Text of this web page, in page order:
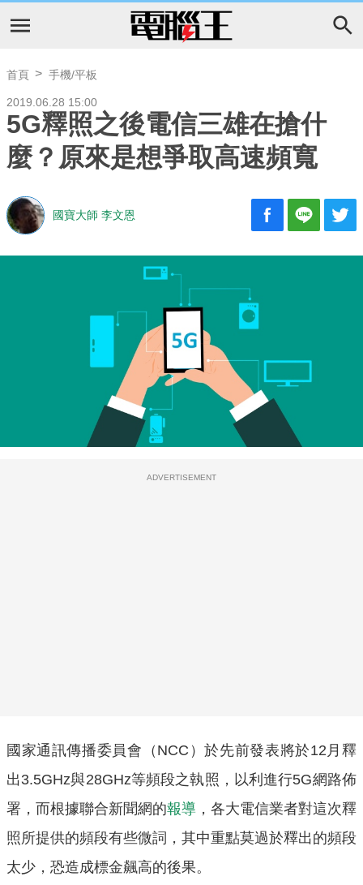
首頁 手機/平板
2019.06.28 15:00
5G釋照之後電信三雄在搶什
麼？原來是想爭取高速頻寬
國寶大師 李文恩
ADVERTISEMENT
國家通訊傳播委員會（NCC）於先前發表將於12月釋
出3.5GHz與28GHz等頻段之執照，以利進行5G網路佈
署，而根據聯合新聞網的報導 ，各大電信業者對這次釋
照所提供的頻段有些微詞，其中重點莫過於釋出的頻段
太少，恐造成標金飆高的後果。